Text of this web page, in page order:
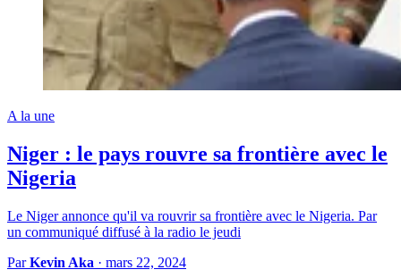
A la une
Niger : le pays rouvre sa frontière avec le
Nigeria
Le Niger annonce qu'il va rouvrir sa frontière avec le Nigeria. Par
un communiqué diffusé à la radio le jeudi
ParKevin Aka · mars 22, 2024